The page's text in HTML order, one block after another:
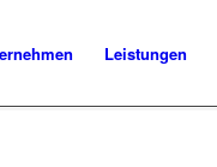
Leistungen